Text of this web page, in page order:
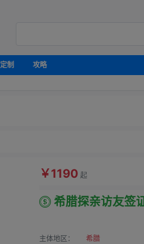
定制
攻略
￥1190 起
希腊探亲访友签
主体地区：
希腊